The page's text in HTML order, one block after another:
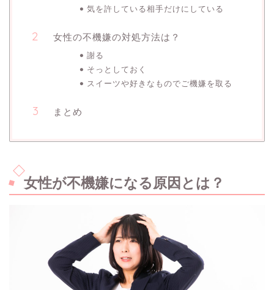
気を許している相手だけにしている
女性の不機嫌の対処方法は？
謝る
そっとしておく
スイーツや好きなものでご機嫌を取る
まとめ
女性が不機嫌になる原因とは？